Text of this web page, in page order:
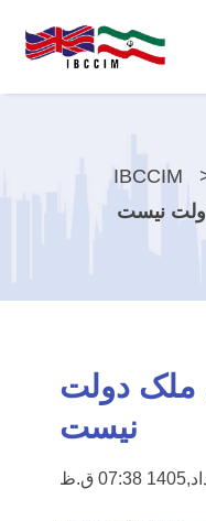
IBCCIM
نیست
ملک دولت
نیست